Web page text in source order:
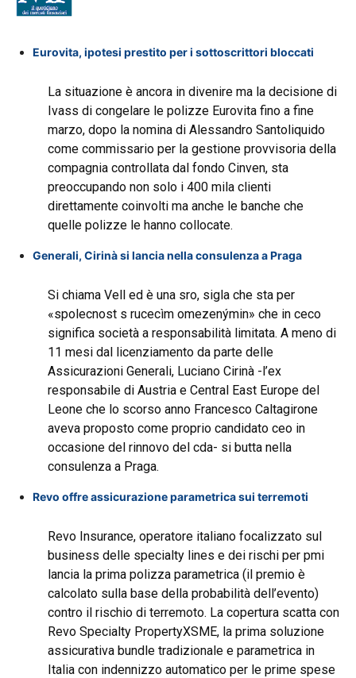
Eurovita, ipotesi prestito per i sottoscrittori bloccati
La situazione è ancora in divenire ma la decisione di
Ivass di congelare le polizze Eurovita fino a fine
marzo, dopo la nomina di Alessandro Santoliquido
come commissario per la gestione provvisoria della
compagnia controllata dal fondo Cinven, sta
preoccupando non solo i 400 mila clienti
direttamente coinvolti ma anche le banche che
quelle polizze le hanno collocate.
Generali, Cirinà si lancia nella consulenza a Praga
Si chiama Vell ed è una sro, sigla che sta per
«spolecnost s rucecìm omezenýmin» che in ceco
significa società a responsabilità limitata. A meno di
11 mesi dal licenziamento da parte delle
Assicurazioni Generali, Luciano Cirinà -l’ex
responsabile di Austria e Central East Europe del
Leone che lo scorso anno Francesco Caltagirone
aveva proposto come proprio candidato ceo in
occasione del rinnovo del cda- si butta nella
consulenza a Praga.
Revo offre assicurazione parametrica sui terremoti
Revo Insurance, operatore italiano focalizzato sul
business delle specialty lines e dei rischi per pmi
lancia la prima polizza parametrica (il premio è
calcolato sulla base della probabilità dell’evento)
contro il rischio di terremoto. La copertura scatta con
Revo Specialty PropertyXSME, la prima soluzione
assicurativa bundle tradizionale e parametrica in
Italia con indennizzo automatico per le prime spese